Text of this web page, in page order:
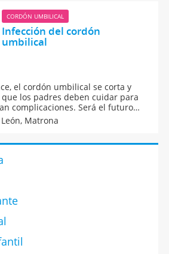
ombligo me supera...
CORDÓN UMBILICAL
Infección del cordón
umbilical
el cordón umbilical se corta y
los padres deben cuidar para
complicaciones. Será el futuro
¿qué pasa si se infecta?
Matrona